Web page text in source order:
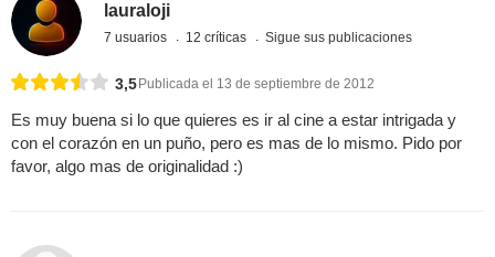
lauraloji
7 usuarios 12 críticas Sigue sus publicaciones
3,5 Publicada el 13 de septiembre de 2012
Es muy buena si lo que quieres es ir al cine a estar intrigada y
con el corazón en un puño, pero es mas de lo mismo. Pido por
favor, algo mas de originalidad :)